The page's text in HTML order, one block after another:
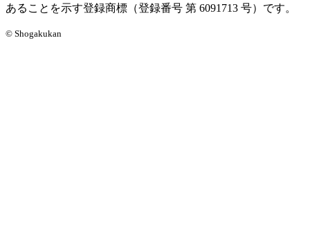
あることを示す登録商標（登録番号 第 6091713 号）です。
© Shogakukan